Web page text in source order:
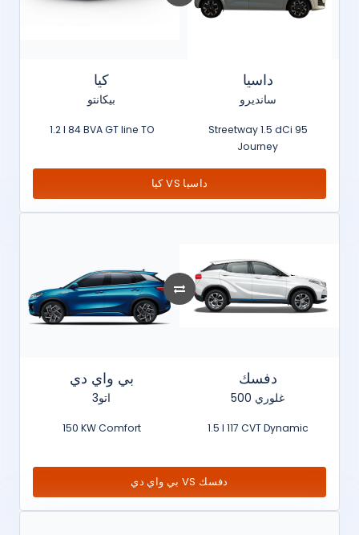
كيا
بيكانتو
1.2 l 84 BVA GT line TO
داسيا
سانديرو
Streetway 1.5 dCi 95
Journey
كيا VS داسيا
بي واي دي
اتو3
150 KW Comfort
دفسك
غلوري 500
1.5 l 117 CVT Dynamic
بي واي دي VS دفسك